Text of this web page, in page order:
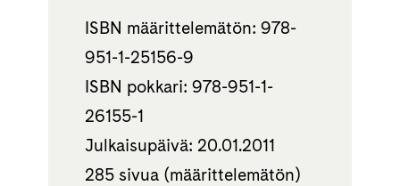
ISBN määrittelemätön: 978-
951-1-25156-9
ISBN pokkari: 978-951-1-
26155-1
Julkaisupäivä: 20.01.2011
285 sivua (määrittelemätön)